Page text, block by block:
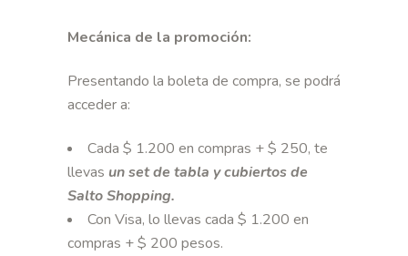
Mecánica de la promoción:
Presentando la boleta de compra, se podrá
acceder a:
Cada $ 1.200 en compras + $ 250, te
llevas un set de tabla y cubiertos de
Salto Shopping.
Con Visa, lo llevas cada $ 1.200 en
compras + $ 200 pesos.